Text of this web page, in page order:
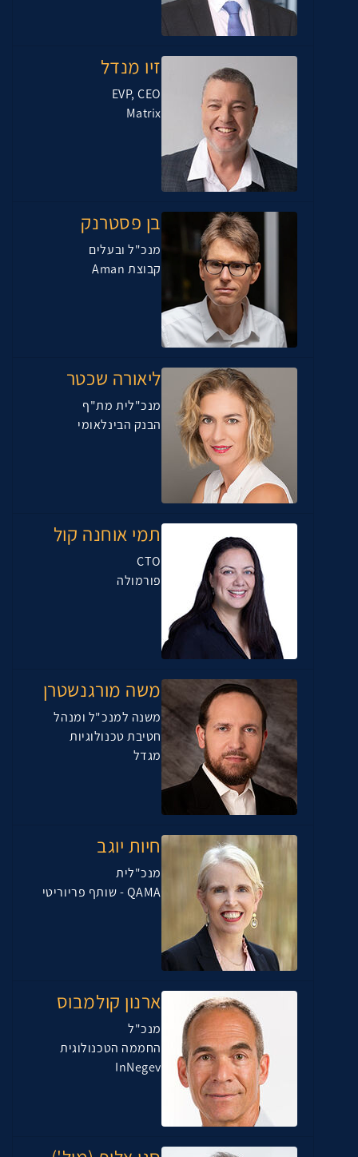
זיו מנדל
EVP, CEO
Matrix
בן פסטרנק
מנכ"ל ובעלים
קבוצת Aman
ליאורה שכטר
מנכ"לית מת"ף
הבנק הבינלאומי
תמי אוחנה קול
CTO
פורמולה
משה מורגנשטרן
משנה למנכ"ל ומנהל
חטיבת טכנולוגיות
מגדל
חיות יוגב
מנכ"לית
QAMA - שותף פריוריטי
ארנון קולמבוס
מנכ"ל
החממה הטכנולוגית
InNegev